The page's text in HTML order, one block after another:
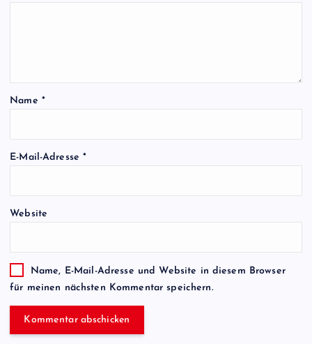
Name *
E-Mail-Adresse*
Website
Name, E-Mail-Adresse und Website in diesem Browser
für meinen nächsten Kommentar speichern.